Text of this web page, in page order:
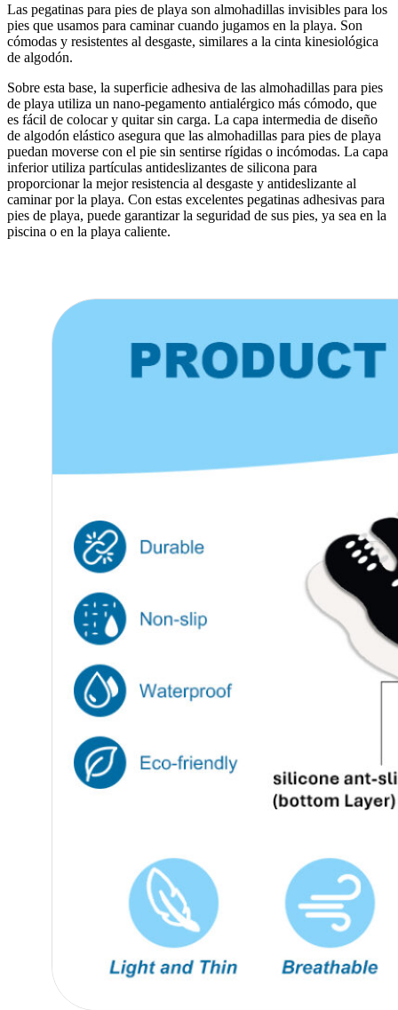
Las pegatinas para pies de playa son almohadillas invisibles para los
pies que usamos para caminar cuando jugamos en la playa. Son
cómodas y resistentes al desgaste, similares a la cinta kinesiológica
de algodón.
Sobre esta base, la superficie adhesiva de las almohadillas para pies
de playa utiliza un nano-pegamento antialérgico más cómodo, que
es fácil de colocar y quitar sin carga. La capa intermedia de diseño
de algodón elástico asegura que las almohadillas para pies de playa
puedan moverse con el pie sin sentirse rígidas o incómodas. La capa
inferior utiliza partículas antideslizantes de silicona para
proporcionar la mejor resistencia al desgaste y antideslizante al
caminar por la playa. Con estas excelentes pegatinas adhesivas para
pies de playa, puede garantizar la seguridad de sus pies, ya sea en la
piscina o en la playa caliente.